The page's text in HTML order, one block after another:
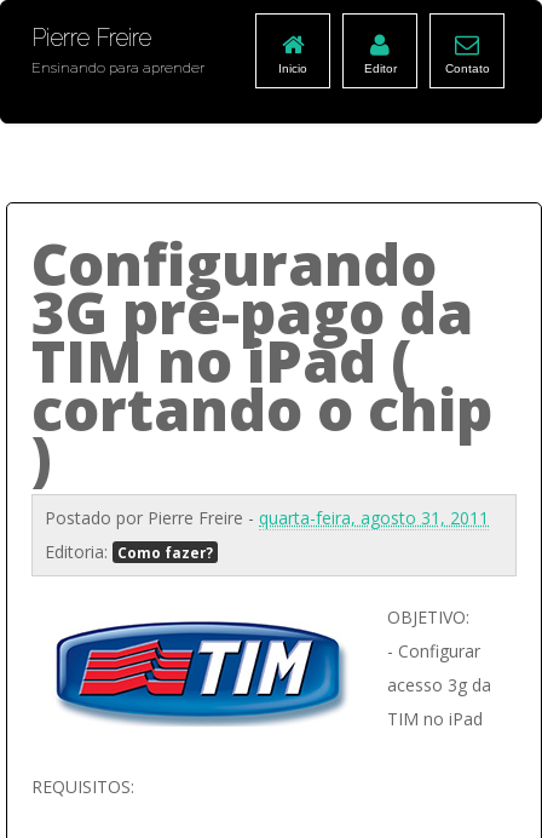
Pierre Freire
Ensinando para aprender Inicio Editor Contato
Configurando
3G pré-pago da
TIM no iPad (
cortando o chip
)
Postado por Pierre Freire - quarta-feira, agosto 31, 2011
Editoria:
Como fazer?
OBJETIVO:
- Configurar
acesso 3g da
TIM no iPad
REQUISITOS: